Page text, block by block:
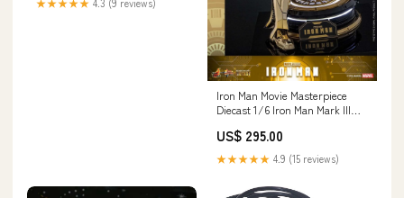
★★★★★ 4.3 (9 reviews)
Iron Man Movie Masterpiece
Diecast 1/6 Iron Man Mark III
Exclusive HOT TOYS
Ausgelistet22042025
US$ 295.00
★★★★★ 4.9 (15 reviews)